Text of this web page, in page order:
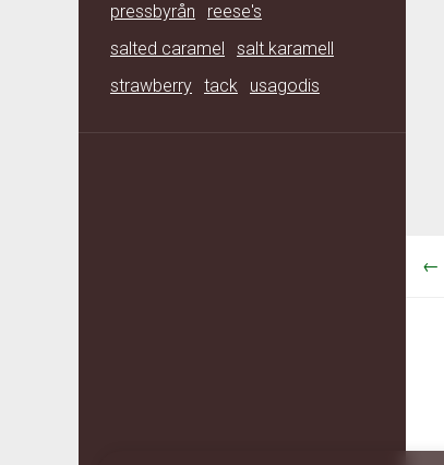
pressbyrån
reese's
salted caramel
salt karamell
strawberry tack usagodis
←